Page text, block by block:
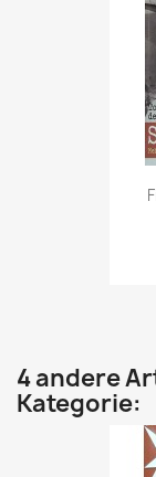
4 andere
Kategorie: